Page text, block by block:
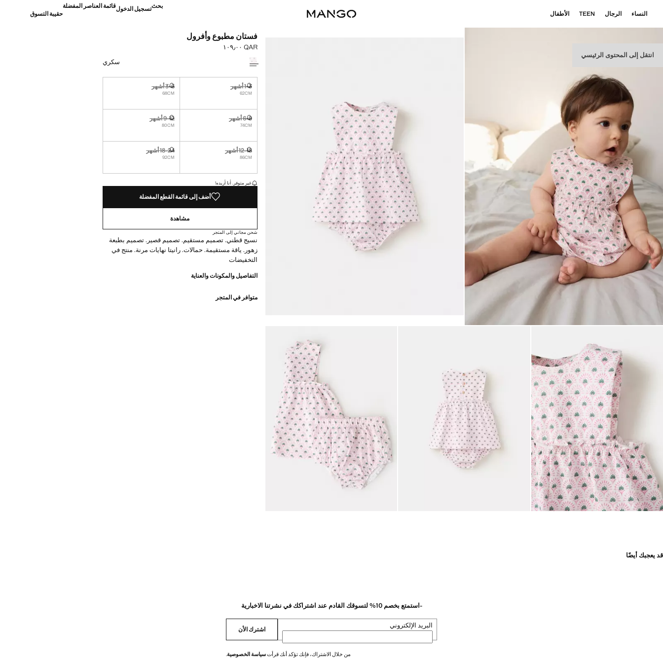
انتقل إلى المحتوى الرئيسي
النساء الرجال TEEN الأطفال
بحثتسجيل الدخولقائمة العناصر المفضلة
حقيبة التسوق
فستان مطبوع وأفرول
السعر الحالي [QAR ١٠٩٫٠٠ ]
QAR ١٠٩٫٠٠
حدد اللون
سكري
1-3 أشهر
62CM
غير متوفر. أنا أريده!
3-6 أشهر
68CM
غير متوفر. أنا أريده!
6-9 أشهر
74CM
غير متوفر. أنا أريده!
9-12 أشهر
80CM
غير متوفر. أنا أريده!
12-18 أشهر
86CM
غير متوفر. أنا أريده!
18-24 أشهر
92CM
غير متوفر. أنا أريده!
القطع الأخيرة!
غير متوفر. أنا أريده!
أضف إلى قائمة القطع المفضلة
مشاهدة
شحن مجاني إلى المتجر
نسيج قطني. تصميم مستقيم. تصميم قصير. تصميم بطبعة
زهور. ياقة مستقيمة. حمالات. رانيتا نهايات مرنة. منتج في
التخفيضات
التفاصيل والمكونات والعناية
متوافر في المتجر
قد يعجبك أيضًا
-استمتع بخصم 10% لتسوقك القادم عند اشتراكك في نشرتنا الاخبارية
البريد الإلكتروني اشترك الأن
من خلال الاشتراك، فإنك تؤكد أنك قرأتسياسة الخصوصية.